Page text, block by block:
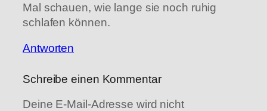
Mal schauen, wie lange sie noch ruhig
schlafen können.
Antworten
Schreibe einen Kommentar
Deine E-Mail-Adresse wird nicht